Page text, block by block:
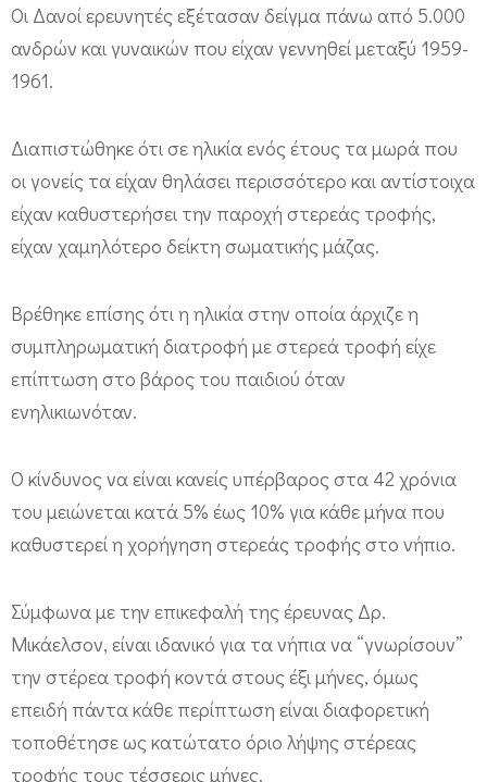
ι
α
α
ή
π
α
:
Ό
σ
τ
ο
α
γ
ό
τ
ε
Οι Δανοί ερευνητές εξέτασαν δείγμα πάνω από 5.000
ανδρών και γυναικών που είχαν γεννηθεί μεταξύ 1959-
1961.
Διαπιστώθηκε ότι σε ηλικία ενός έτους τα μωρά που
οι γονείς τα είχαν θηλάσει περισσότερο και αντίστοιχα
είχαν καθυστερήσει την παροχή στερεάς τροφής,
είχαν χαμηλότερο δείκτη σωματικής μάζας.
Βρέθηκε επίσης ότι η ηλικία στην οποία άρχιζε η
συμπληρωματική διατροφή με στερεά τροφή είχε
επίπτωση στο βάρος του παιδιού όταν
ενηλικιωνόταν.
Ο κίνδυνος να είναι κανείς υπέρβαρος στα 42 χρόνια
του μειώνεται κατά 5% έως 10% για κάθε μήνα που
καθυστερεί η χορήγηση στερεάς τροφής στο νήπιο.
Σύμφωνα με την επικεφαλή της έρευνας Δρ.
Μικάελσον, είναι ιδανικό για τα νήπια να “γνωρίσουν”
την στέρεα τροφή κοντά στους έξι μήνες, όμως
επειδή πάντα κάθε περίπτωση είναι διαφορετική
τοποθέτησε ως κατώτατο όριο λήψης στέρεας
τροφής τους τέσσερις μήνες.